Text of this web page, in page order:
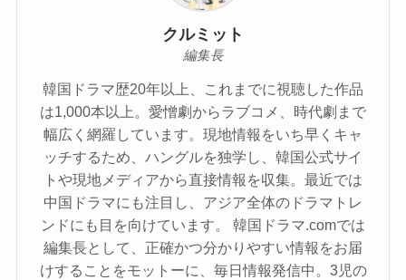
クルミット
編集長
韓国ドラマ歴20年以上、これまでに視聴した作品
は1,000本以上。愛憎劇からラブコメ、時代劇まで
幅広く網羅しています。現地情報をいち早くキャ
ッチするため、ハングルを独学し、韓国公式サイ
トや現地メディアから直接情報を収集。最近では
中国ドラマにも注目し、アジア全体のドラマトレ
ンドにも目を向けています。 韓国ドラマ.comでは
編集長として、正確かつ分かりやすい情報をお届
けすることをモットーに、毎日情報発信中。3児の